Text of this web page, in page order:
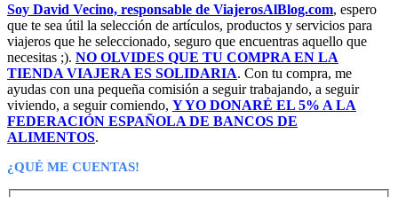
Soy David Vecino, responsable de ViajerosAlBlog.com, espero
que te sea útil la selección de artículos, productos y servicios para
viajeros que he seleccionado, seguro que encuentras aquello que
necesitas ;). NO OLVIDES QUE TU COMPRA EN LA
TIENDA VIAJERA ES SOLIDARIA. Con tu compra, me
ayudas con una pequeña comisión a seguir trabajando, a seguir
viviendo, a seguir comiendo, Y YO DONARÉ EL 5% A LA
FEDERACIÓN ESPAÑOLA DE BANCOS DE
ALIMENTOS.
¿QUÉ ME CUENTAS!